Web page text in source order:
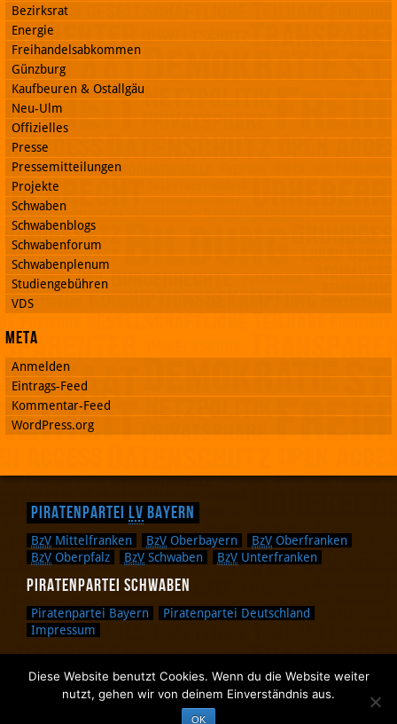
Bezirksrat
Energie
Freihandelsabkommen
Günzburg
Kaufbeuren & Ostallgäu
Neu-Ulm
Offizielles
Presse
Pressemitteilungen
Projekte
Schwaben
Schwabenblogs
Schwabenforum
Schwabenplenum
Studiengebühren
VDS
Meta
Anmelden
Eintrags-Feed
Kommentar-Feed
WordPress.org
Piratenpartei LV Bayern
BzV Mittelfranken BzV Oberbayern BzV Oberfranken
BzV Oberpfalz BzV Schwaben BzV Unterfranken
Piratenpartei Schwaben
Piratenpartei Bayern
Piratenpartei Deutschland
Impressum
Zurück nach oben.
Zurück zum Anfang des Textes.
Diese Website benutzt Cookies. Wenn du die Website weiter
nutzt, gehen wir von deinem Einverständnis aus.
OK